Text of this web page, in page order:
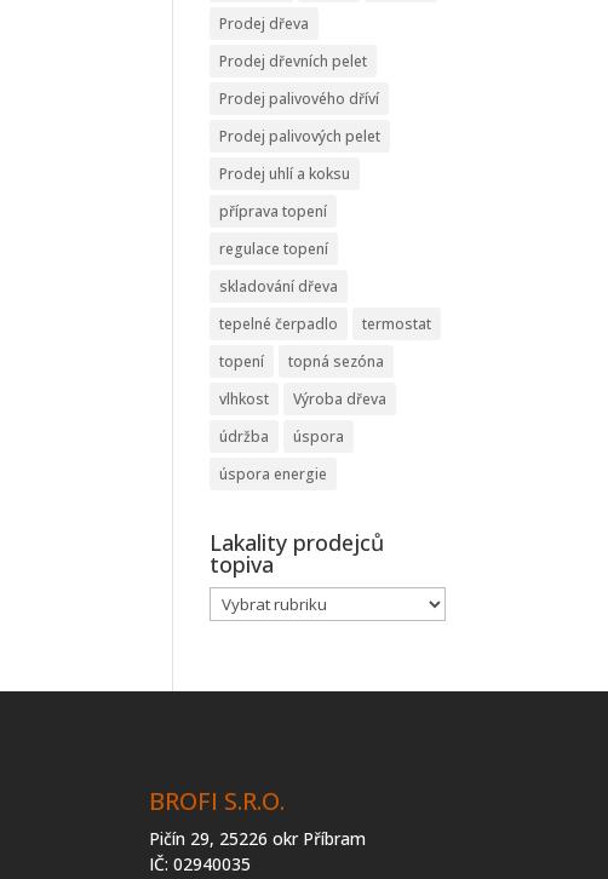
Prodej dřeva
Prodej dřevních pelet
Prodej palivového dříví
Prodej palivových pelet
Prodej uhlí a koksu
příprava topení
regulace topení
skladování dřeva
tepelné čerpadlo
termostat
topení
topná sezóna
vlhkost
Výroba dřeva
údržba
úspora
úspora energie
Lakality prodejců
topiva
Lakality
prodejců
BROFI S.R.O.
Pičín 29, 25226 okr Příbram
IČ: 02940035